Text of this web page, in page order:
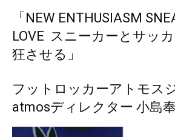
「NEW ENTHUSIASM
LOVE スニーカーとサッ
狂させる」
フットロッカーアトモス
atmosディレクター 小島